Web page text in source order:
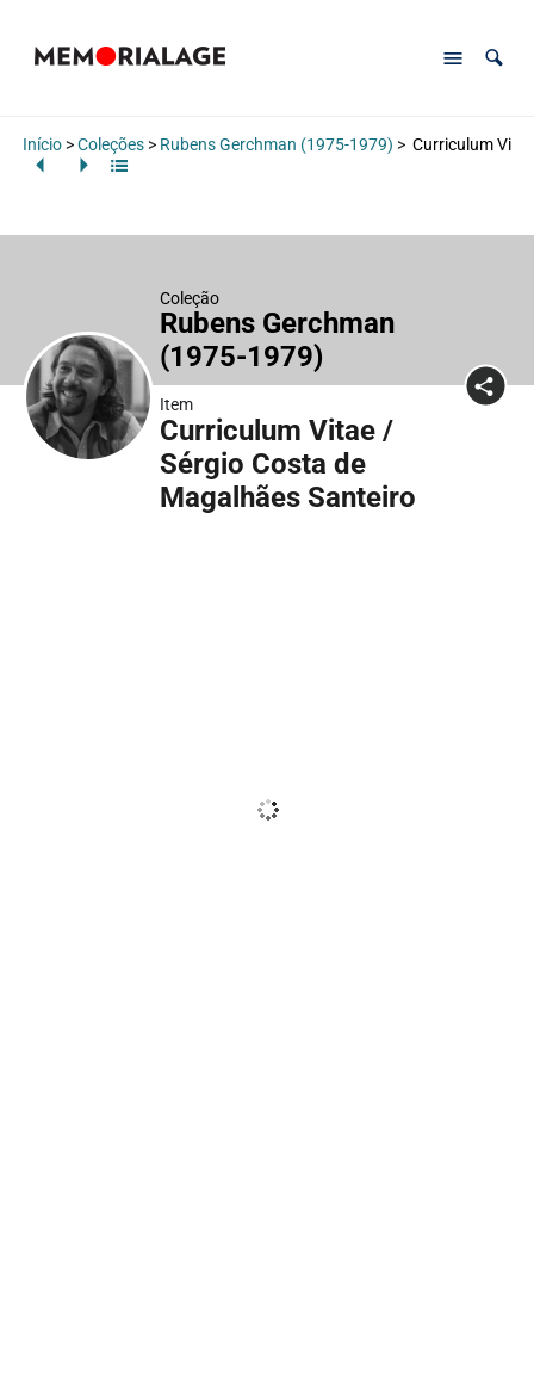
Início>Coleções> Rubens Gerchman (1975-1979) > Curriculum
Coleção
Rubens Gerchman
(1975-1979)
Item
Curriculum Vitae /
Sérgio Costa de
Magalhães Santeiro